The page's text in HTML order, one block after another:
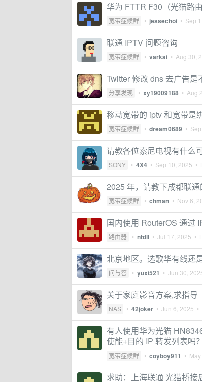
华为 FTTR F30（光猫路
宽带症候群 • jessechoi • Sep
联通 IPTV 问题咨询
宽带症候群 • varkai • Aug 30,
Twitter 修改 dns 去广告是
分享发现 • xy19009188 • Aug
移动宽带的 iptv 和宽带是
宽带症候群 • dream0689 •
请教各位索尼电视有什么
SONY • 4X4 • Sep 10, 2025 •
2025 年，请教下成都联
宽带症候群 • chman • Nov 6,
国内使用 RouterOS 通过
路由器 • ntdll • Jul 17, 2025 •
北京地区。选歌华有线还
问与答 • yuxi521 • Jun 30,
关于家庭影音方案,求指导
NAS • 42joker • Jun 6, 2025
有人使用华为光猫
使能+目的 IP 转发列表吗？
宽带症候群 • coyboy911 •
求助：上海联通 光猫桥接